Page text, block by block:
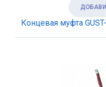
Концевая муфта